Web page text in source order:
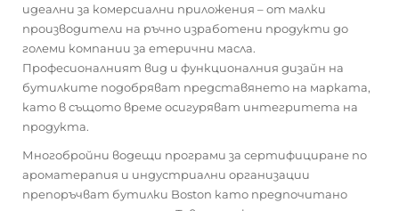
идеални за комерсиални приложения – от малки
производители на ръчно изработени продукти до
големи компании за етерични масла.
Професионалният вид и функционалния дизайн на
бутилките подобряват представянето на марката,
като в същото време осигуряват интегритета на
продукта.
Многобройни водещи програми за сертифициране по
ароматерапия и индустриални организации
препоръчват бутилки Boston като предпочитано